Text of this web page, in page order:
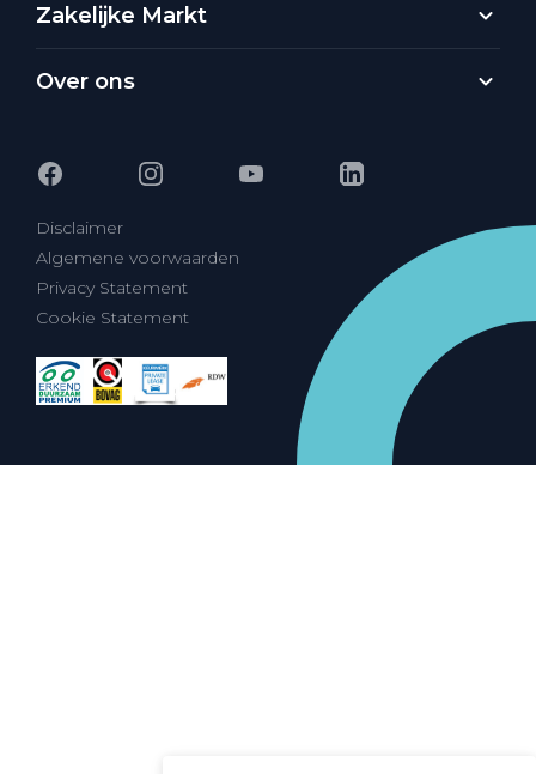
Zakelijke Markt
Over ons
Disclaimer
Algemene voorwaarden
Privacy Statement
Cookie Statement